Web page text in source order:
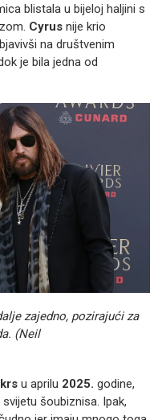
blistala u bijeloj haljini s
Cyrus nije krio
na društvenim
je bila jedna od
zajedno, pozirajući za
(Neil
u aprilu 2025. godine,
šoubiznisa. Ipak,